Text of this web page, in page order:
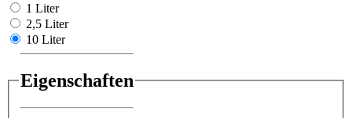
1 Liter
2,5 Liter
10 Liter
Eigenschaften